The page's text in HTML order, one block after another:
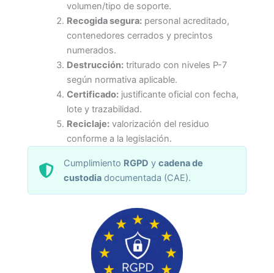
volumen/tipo de soporte.
Recogida segura:personal acreditado,
contenedores cerrados y precintos
numerados.
Destrucción:triturado con niveles P-7
según normativa aplicable.
Certificado:justificante oficial con fecha,
lote y trazabilidad.
Reciclaje:valorización del residuo
conforme a la legislación.
Cumplimiento RGPD ycadena de
custodia documentada (CAE).